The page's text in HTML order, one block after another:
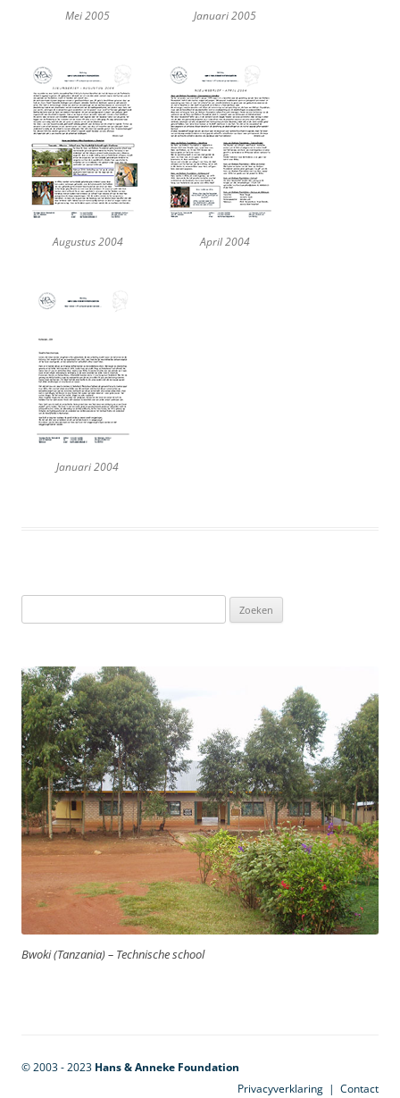
Mei 2005 Januari 2005
Augustus 2004 April 2004
Januari 2004
naar:
Bwoki (Tanzania) – Technische school
© 2003 - 2023 Hans & Anneke Foundation
Privacyverklaring | Contact